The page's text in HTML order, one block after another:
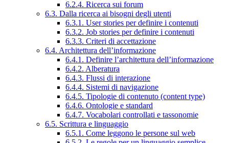
6.2.4. Ricerca sui forum
6.3. Dalla ricerca ai bisogni degli utenti
6.3.1. User stories per definire i contenuti
6.3.2. Job stories per definire i contenuti
6.3.3. Criteri di accettazione
6.4. Architettura dell’informazione
6.4.1. Definire l’architettura dell’informazione
6.4.2. Alberatura
6.4.3. Flussi di interazione
6.4.4. Sistemi di navigazione
6.4.5. Tipologie di contenuto (content type)
6.4.6. Ontologie e standard
6.4.7. Vocabolari controllati e tassonomie
6.5. Scrittura e linguaggio
6.5.1. Come leggono le persone sul web